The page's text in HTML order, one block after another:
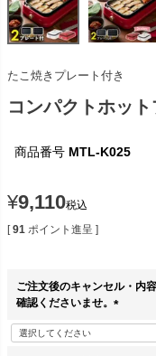
たこ焼きプレート付き
コンパクトホッ
商品番号 MTL-K025
¥9,110税込
[ 91 ポイント進呈 ]
ご注文後のキャンセル・内
確認くださいませ。
(
必